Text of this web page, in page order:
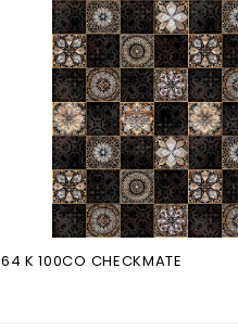
K 100CO CHECKMATE